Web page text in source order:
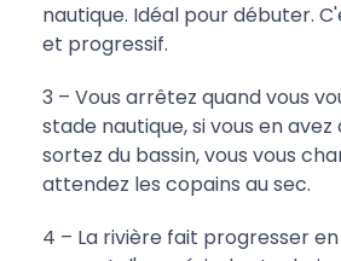
nautique. Idéal pour débuter.
et progressif.
3 – Vous arrêtez quand vous
stade nautique, si vous en avez
sortez du bassin, vous vous
attendez les copains au sec.
4 – La rivière fait progresser